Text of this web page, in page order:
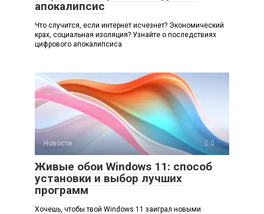
апокалипсис
Что случится, если интернет исчезнет? Экономический
крах, социальная изоляция? Узнайте о последствиях
цифрового апокалипсиса
Новости 0
Живые обои Windows 11: способ
установки и выбор лучших
программ
Хочешь, чтобы твой Windows 11 заиграл новыми